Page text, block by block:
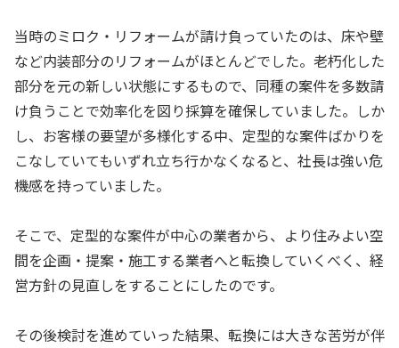
当時のミロク・リフォームが請け負っていたのは、床や壁
など内装部分のリフォームがほとんどでした。老朽化した
部分を元の新しい状態にするもので、同種の案件を多数請
け負うことで効率化を図り採算を確保していました。しか
し、お客様の要望が多様化する中、定型的な案件ばかりを
こなしていてもいずれ立ち行かなくなると、社長は強い危
機感を持っていました。
そこで、定型的な案件が中心の業者から、より住みよい空
間を企画・提案・施工する業者へと転換していくべく、経
営方針の見直しをすることにしたのです。
その後検討を進めていった結果、転換には大きな苦労が伴